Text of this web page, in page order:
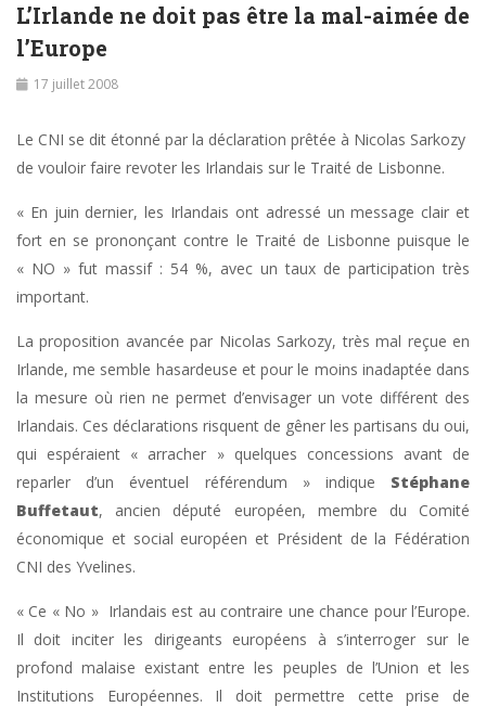
L’Irlande ne doit pas être la mal-aimée de
l’Europe
17 juillet 2008
Le CNI se dit étonné par la déclaration prêtée à Nicolas Sarkozy
de vouloir faire revoter les Irlandais sur le Traité de Lisbonne.
« En juin dernier, les Irlandais ont adressé un message clair et
fort en se prononçant contre le Traité de Lisbonne puisque le
« NO » fut massif : 54 %, avec un taux de participation très
important.
La proposition avancée par Nicolas Sarkozy, très mal reçue en
Irlande, me semble hasardeuse et pour le moins inadaptée dans
la mesure où rien ne permet d’envisager un vote différent des
Irlandais. Ces déclarations risquent de gêner les partisans du oui,
qui espéraient « arracher » quelques concessions avant de
reparler d’un éventuel référendum » indique Stéphane
Buffetaut, ancien député européen, membre du Comité
économique et social européen et Président de la Fédération
CNI des Yvelines.
« Ce « No » Irlandais est au contraire une chance pour l’Europe.
Il doit inciter les dirigeants européens à s’interroger sur le
profond malaise existant entre les peuples de l’Union et les
Institutions Européennes. Il doit permettre cette prise de